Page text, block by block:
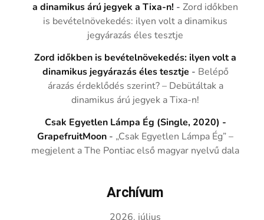
a dinamikus árú jegyek a Tixa-n! -Zord időkben
is bevételnövekedés: ilyen volt a dinamikus
jegyárazás éles tesztje
Zord időkben is bevételnövekedés: ilyen volt a
dinamikus jegyárazás éles tesztje - Belépő
árazás érdeklődés szerint? – Debütáltak a
dinamikus árú jegyek a Tixa-n!
Csak Egyetlen Lámpa Ég (Single, 2020) -
GrapefruitMoon - „Csak Egyetlen Lámpa Ég” –
megjelent a The Pontiac első magyar nyelvű dala
Archívum
2026. július